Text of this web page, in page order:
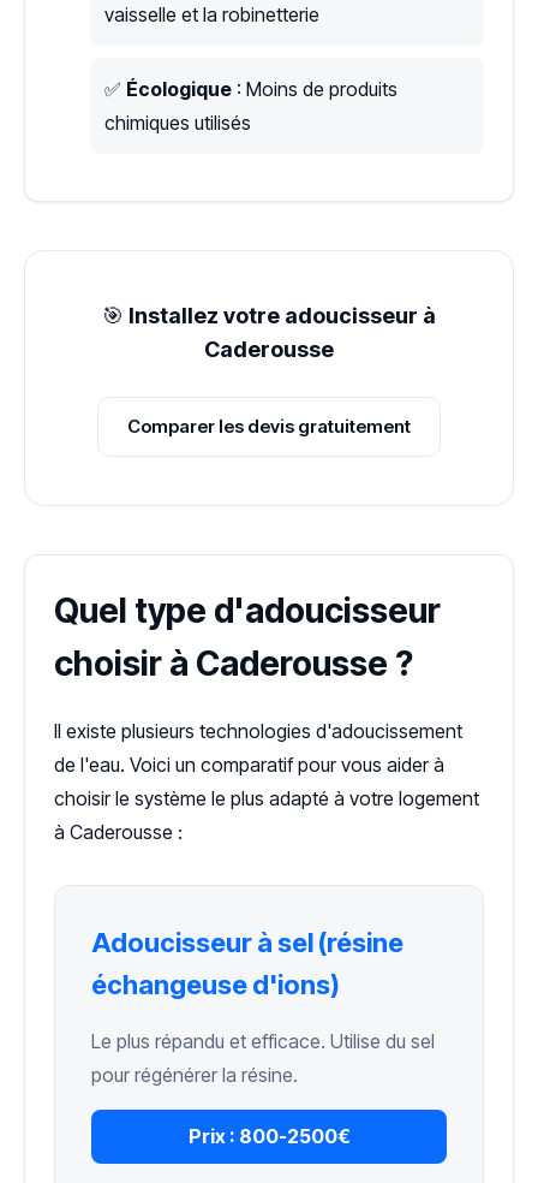
vaisselle et la robinetterie
✅ Écologique : Moins de produits
chimiques utilisés
🎯 Installez votre adoucisseur à
Caderousse
Comparer les devis gratuitement
Quel type d'adoucisseur
choisir à Caderousse ?
Il existe plusieurs technologies d'adoucissement
de l'eau. Voici un comparatif pour vous aider à
choisir le système le plus adapté à votre logement
à Caderousse :
Adoucisseur à sel (résine
échangeuse d'ions)
Le plus répandu et efficace. Utilise du sel
pour régénérer la résine.
Prix : 800-2500€